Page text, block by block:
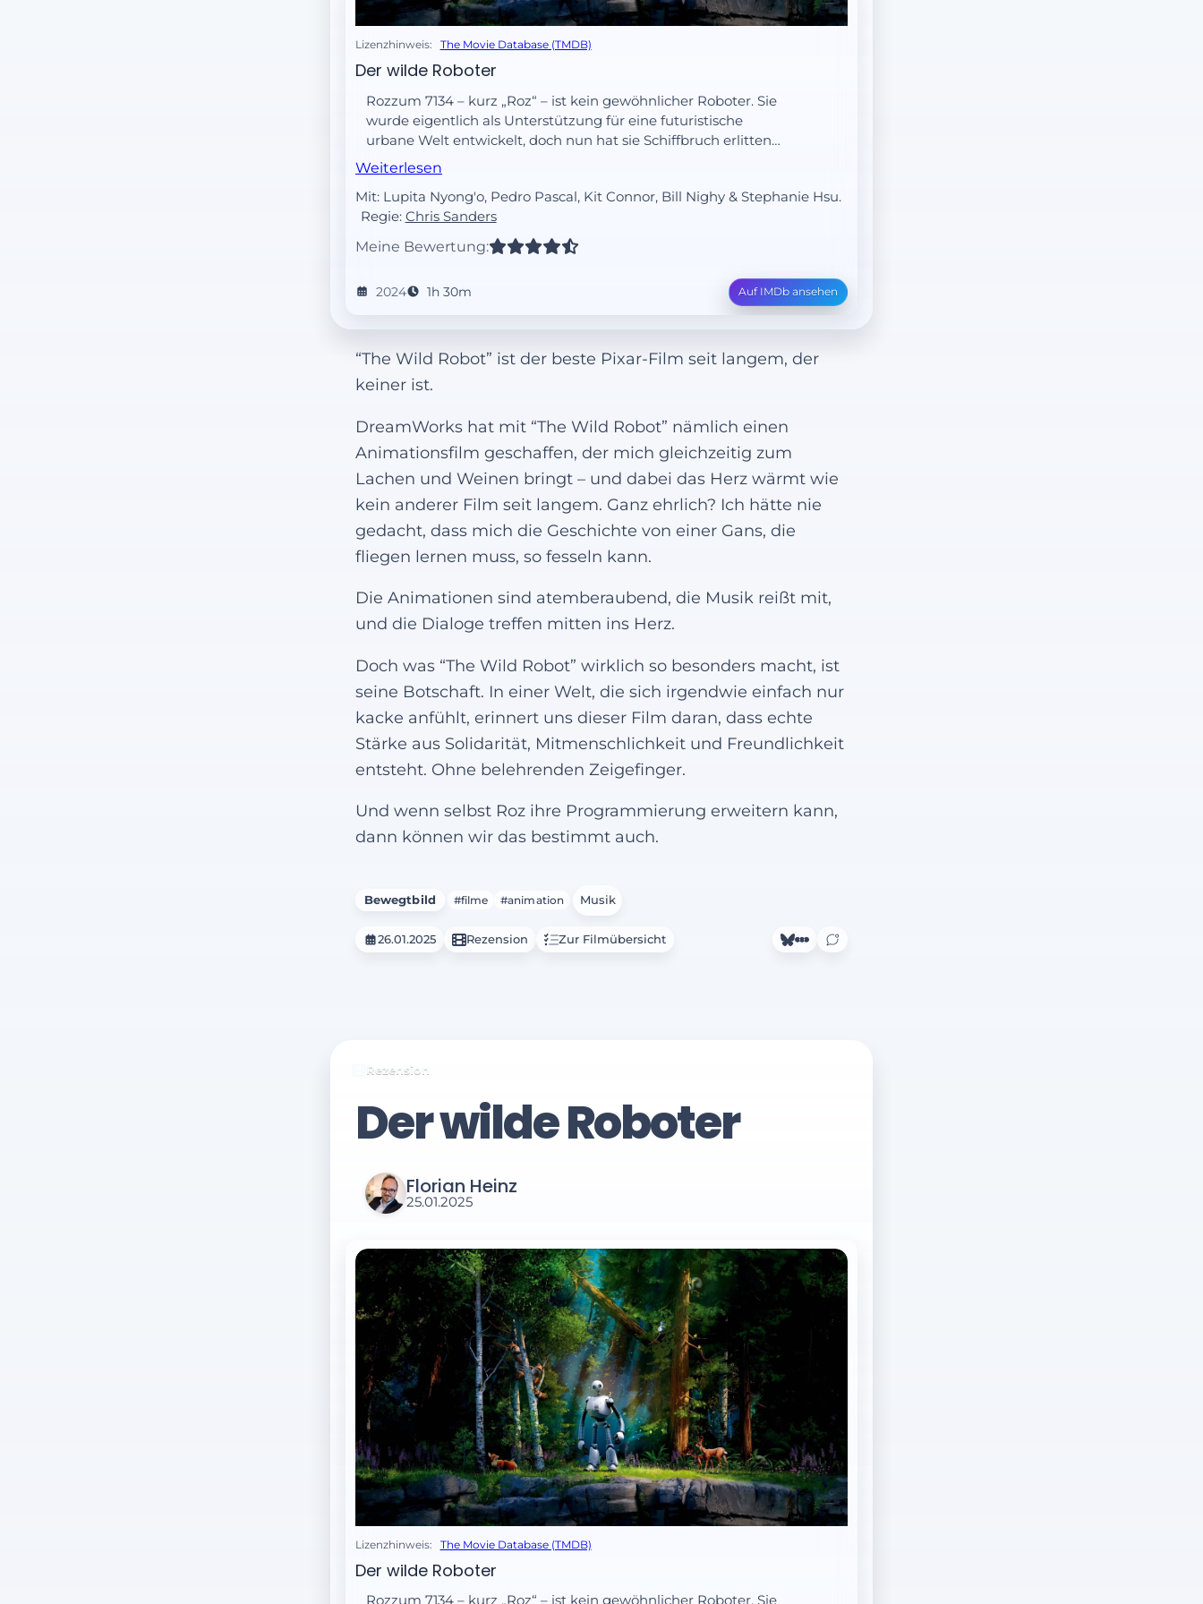
Lizenzhinweis: The Movie Database (TMDB)
Der wilde Roboter
Rozzum 7134 – kurz „Roz“ – ist kein gewöhnlicher Roboter. Sie
wurde eigentlich als Unterstützung für eine futuristische
urbane Welt entwickelt, doch nun hat sie Schiffbruch erlitten
und ist auf einer einsamen Insel gestrandet. Mit Mühe baut sie
Beziehungen zu den zunächst argwöhnischen Tieren auf und
lernt, sich an die ungewohnte, raue Umgebung anzupassen.
Das große Abenteuer beginnt, als sie durch einen Zufall zur
Beschützerin eines hilflosen, verwaisten Gänsekükens wird
und die wahre Bedeutung des Lebens entdeckt.
Weiterlesen
Mit: Lupita Nyong'o, Pedro Pascal, Kit Connor, Bill Nighy & Stephanie Hsu.
Regie: Chris Sanders
Meine Bewertung:
2024 1h 30m Auf IMDb ansehen
“The Wild Robot” ist der beste Pixar-Film seit langem, der
keiner ist.
DreamWorks hat mit “The Wild Robot” nämlich einen
Animationsfilm geschaffen, der mich gleichzeitig zum
Lachen und Weinen bringt – und dabei das Herz wärmt wie
kein anderer Film seit langem. Ganz ehrlich? Ich hätte nie
gedacht, dass mich die Geschichte von einer Gans, die
fliegen lernen muss, so fesseln kann.
Die Animationen sind atemberaubend, die Musik reißt mit,
und die Dialoge treffen mitten ins Herz.
Doch was “The Wild Robot” wirklich so besonders macht, ist
seine Botschaft. In einer Welt, die sich irgendwie einfach nur
kacke anfühlt, erinnert uns dieser Film daran, dass echte
Stärke aus Solidarität, Mitmenschlichkeit und Freundlichkeit
entsteht. Ohne belehrenden Zeigefinger.
Und wenn selbst Roz ihre Programmierung erweitern kann,
dann können wir das bestimmt auch.
Bewegtbild #filme #animation Musik
26.01.2025 Rezension Zur Filmübersicht
Rezension
Der wilde Roboter
Florian Heinz
25.01.2025
Lizenzhinweis: The Movie Database (TMDB)
Der wilde Roboter
Rozzum 7134 – kurz „Roz“ – ist kein gewöhnlicher Roboter. Sie